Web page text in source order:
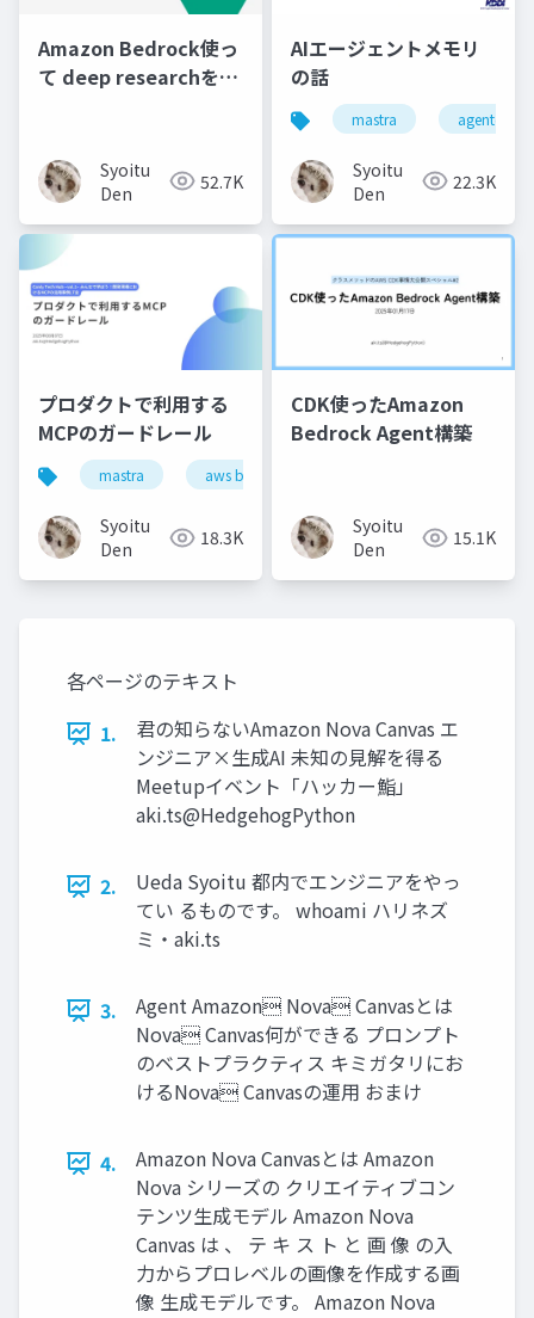
Amazon Bedrock使っ
て deep researchを実
Syoitu
Den
52.7K
AIエージェントメモリ
の話
mastra agentcore
Syoitu
Den
22.3K
プロダクトで利用する
MCPのガードレール
mastra aws bedrock guardrails
Syoitu
Den
18.3K
CDK使ったAmazon
Bedrock Agent構築
Syoitu
Den
15.1K
各ページのテキスト
1.
君の知らないAmazon Nova Canvas エ
ンジニア×生成AI 未知の見解を得る
Meetupイベント「ハッカー鮨」
aki.ts@HedgehogPython
2.
Ueda Syoitu 都内でエンジニアをやっ
てい るものです。 whoami ハリネズ
ミ・aki.ts
3.
Agent Amazon Nova Canvasとは
Nova Canvas何ができる プロンプト
のベストプラクティス キミガタリにお
けるNova Canvasの運⽤ おまけ
4.
Amazon Nova Canvasとは Amazon
Nova シリーズの クリエイティブコン
テンツ生成モデル Amazon Nova
Canvas は 、 テ キ ス ト と 画 像 の入
力からプロレベルの画像を作成する画
像 生成モデルです。 Amazon Nova